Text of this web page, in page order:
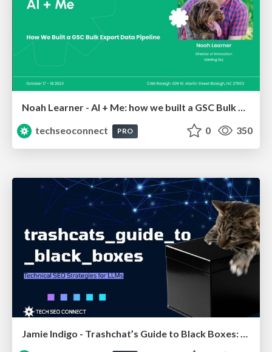
Noah Learner - AI + Me: how we built a GSC Bulk Export data pipeline
techseoconnect
PRO 0 350
Jamie Indigo - Trashchat’s Guide to Black Boxes: Technical SEO Tactics for LLMs